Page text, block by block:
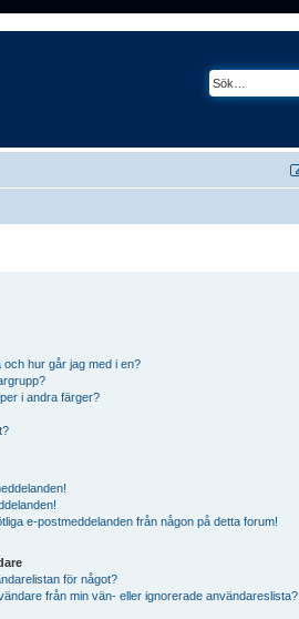
hur går jag med i en?
i andra färger?
e-postmeddelanden från någon på detta forum!
för något?
från min vän- eller ignorerade användareslista?